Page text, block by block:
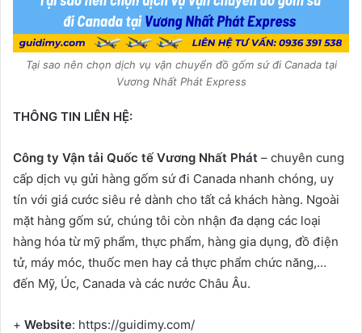
Tại sao nên chọn dịch vụ vận chuyển đồ gốm sứ đi Canada tại
Vương Nhất Phát Express
THÔNG TIN LIÊN HỆ:
Công ty Vận tải Quốc tế Vương Nhất Phát – chuyên cung
cấp dịch vụ gửi hàng gốm sứ đi Canada nhanh chóng, uy
tín với giá cước siêu rẻ dành cho tất cả khách hàng. Ngoài
mặt hàng gốm sứ, chúng tôi còn nhận đa dạng các loại
hàng hóa từ mỹ phẩm, thực phẩm, hàng gia dụng, đồ điện
tử, máy móc, thuốc men hay cả thực phẩm chức năng,…
đến Mỹ, Úc, Canada và các nước Châu Âu.
+ Website: https://guidimy.com/